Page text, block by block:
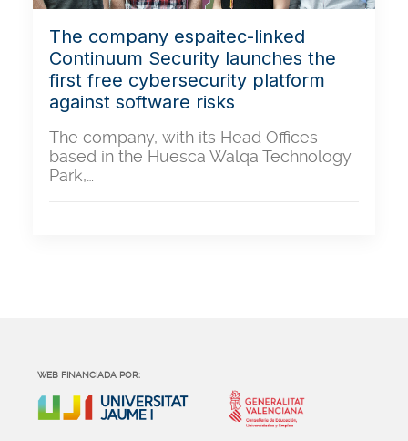
The company espaitec-linked
Continuum Security launches the
first free cybersecurity platform
against software risks
The company, with its Head Offices
based in the Huesca Walqa Technology
Park,…
WEB FINANCIADA POR: